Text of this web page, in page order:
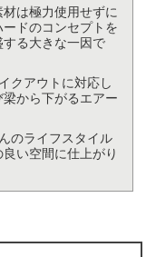
材は極力使用せずに
ドのコンセプトを
する大きな一因で
クアウトに対応し
から下がるエアー
のライフスタイル
い空間に仕上がり